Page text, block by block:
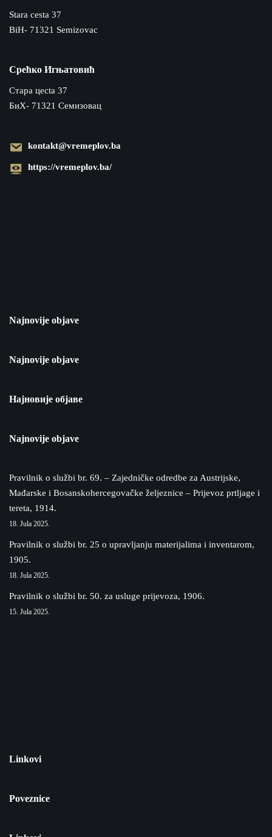
Stara cesta 37
BiH- 71321 Semizovac
Срећко Игњатовић
Cтара цecta 37
БиХ- 71321 Семизовац
kontakt@vremeplov.ba
https://vremeplov.ba/
Najnovije objave
Najnovije objave
Најновије објаве
Najnovije objave
Pravilnik o službi br. 69. – Zajedničke odredbe za Austrijske,
Mađarske i Bosanskohercegovačke željeznice – Prijevoz prtljage i
tereta, 1914.
18. Jula 2025.
Pravilnik o službi br. 25 o upravljanju materijalima i inventarom,
1905.
18. Jula 2025.
Pravilnik o službi br. 50. za usluge prijevoza, 1906.
15. Jula 2025.
Linkovi
Poveznice